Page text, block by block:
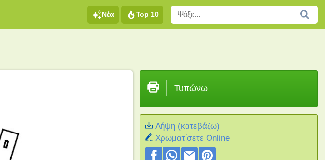
Νέα Top 10
Τυπώνω
Λήψη (κατεβάζω)
Xρωματίσετε Online